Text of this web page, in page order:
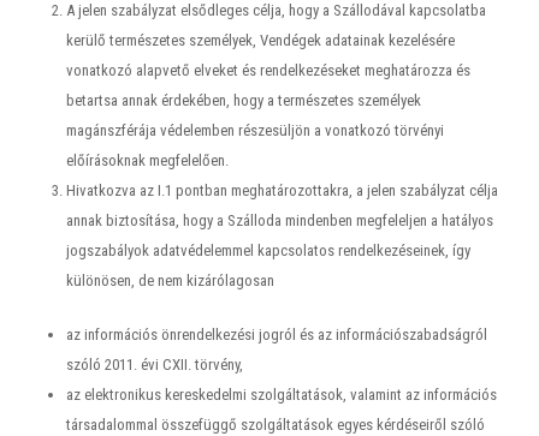
A jelen szabályzat elsődleges célja, hogy a Szállodával kapcsolatba
kerülő természetes személyek, Vendégek adatainak kezelésére
vonatkozó alapvető elveket és rendelkezéseket meghatározza és
betartsa annak érdekében, hogy a természetes személyek
magánszférája védelemben részesüljön a vonatkozó törvényi
előírásoknak megfelelően.
Hivatkozva az I.1 pontban meghatározottakra, a jelen szabályzat célja
annak biztosítása, hogy a Szálloda mindenben megfeleljen a hatályos
jogszabályok adatvédelemmel kapcsolatos rendelkezéseinek, így
különösen, de nem kizárólagosan
az információs önrendelkezési jogról és az információszabadságról
szóló 2011. évi CXII. törvény,
az elektronikus kereskedelmi szolgáltatások, valamint az információs
társadalommal összefüggő szolgáltatások egyes kérdéseiről szóló